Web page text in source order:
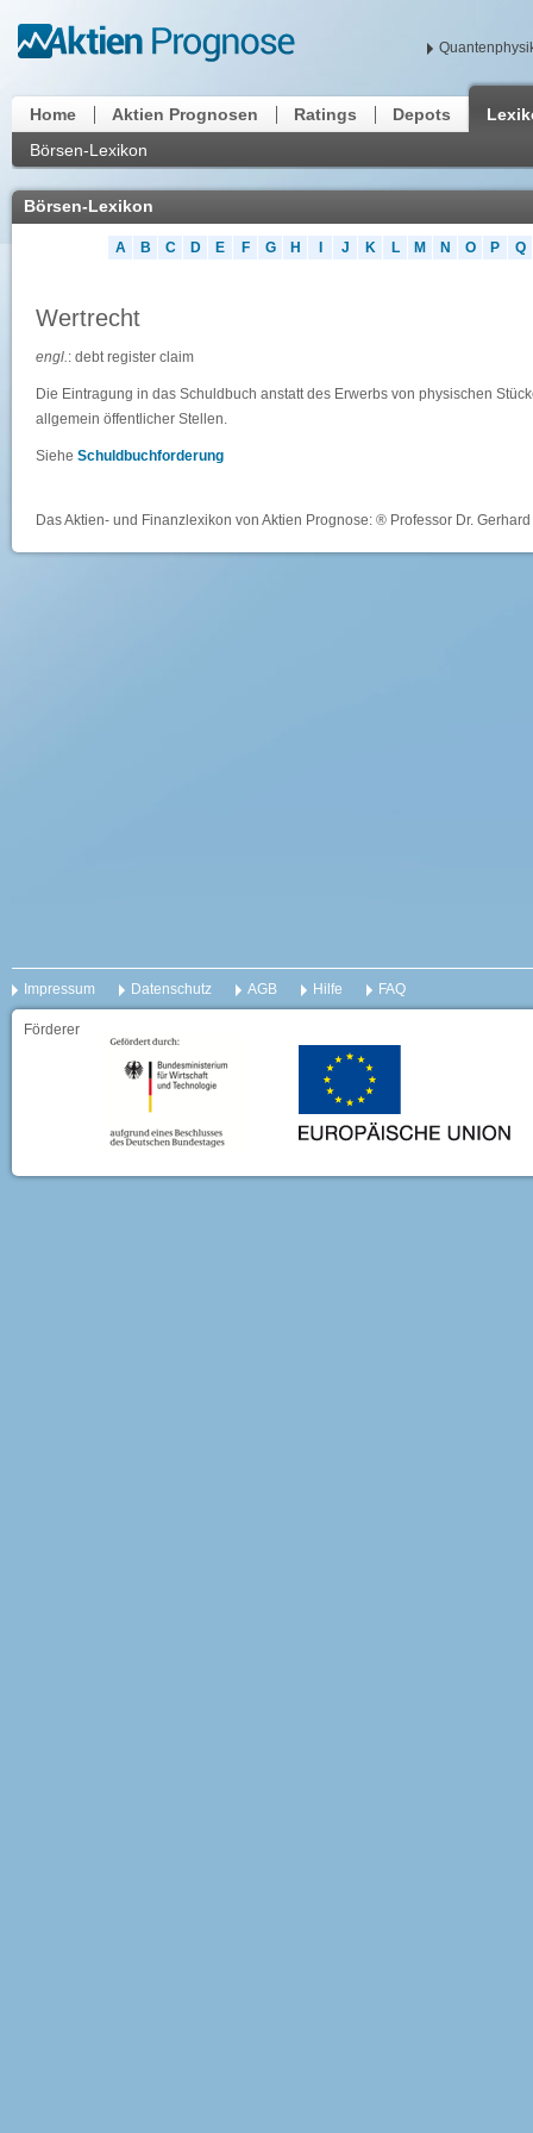
Home Aktien Prognosen Ratings Depots
Börsen-Lexikon
Börsen-Lexikon
A B C D E F G H J K L M N O P Q
Wertrecht
engl.: debt register claim
Die Eintragung in das Schuldbuch anstatt des Erwerbs von physischen
allgemein öffentlicher Stellen.
Siehe Schuldbuchforderung
Das Aktien- und Finanzlexikon von Aktien Prognose: ® Professor Dr.
Impressum Datenschutz AGB Hilfe FAQ
Förderer